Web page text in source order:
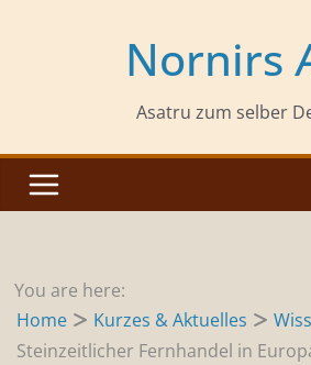
Nornirs
Asatru zum selber
You are here:
Home
Kurzes & Aktuelles
Steinzeitlicher Fernhandel in